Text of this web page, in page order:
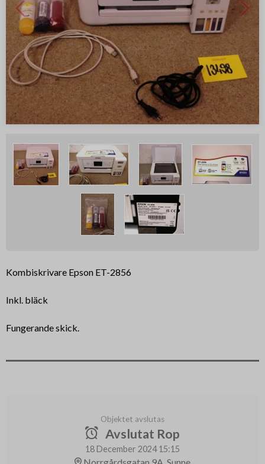
Kombiskrivare Epson ET-2856
Inkl. bläck
Fungerande skick.
Objektet avslutas
Avslutat Rop
18 December 2024 15:15
Norrgårdsgatan 9A, Sunne